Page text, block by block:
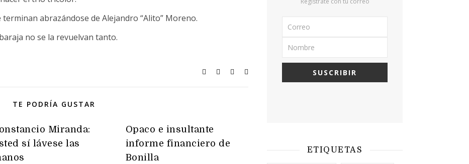
abrazándose de Alejandro “Alito” Moreno.
no se la revuelvan tanto.
TE PODRÍA GUSTAR
Miranda:
sí lávese las
Opaco e insultante
informe financiero de
Bonilla
ETIQUETAS